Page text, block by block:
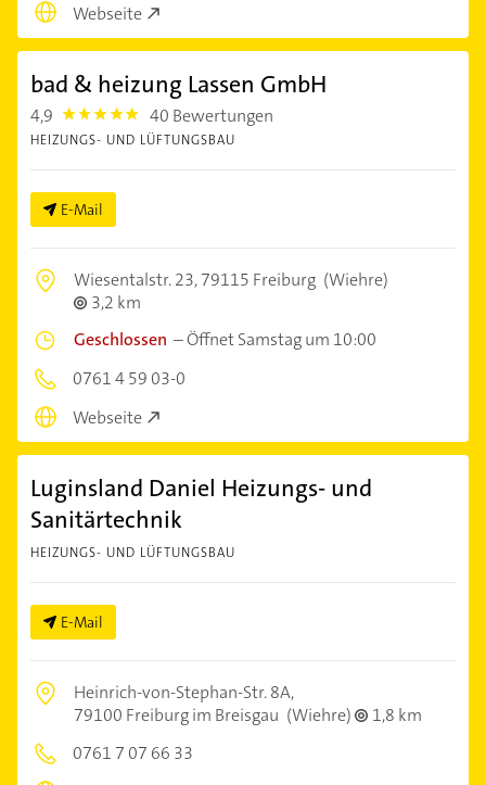
Webseite
bad & heizung Lassen GmbH
4,9 4.9 40 Bewertungen
HEIZUNGS- UND LÜFTUNGSBAU
E-Mail
Wiesentalstr. 23,79115 Freiburg (Wiehre)
3,2 km
Geschlossen –Öffnet Samstag um 10:00
0761 4 59 03-0
Webseite
Luginsland Daniel Heizungs- und
Sanitärtechnik
HEIZUNGS- UND LÜFTUNGSBAU
E-Mail
Heinrich-von-Stephan-Str. 8A,
79100 Freiburg im Breisgau (Wiehre)
1,8 km
0761 7 07 66 33